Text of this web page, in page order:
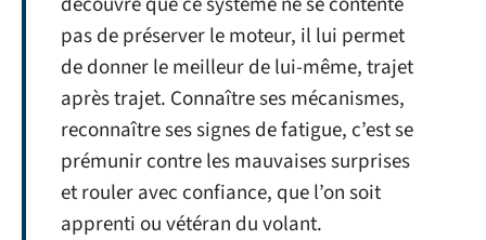
pas de préserver le moteur, il lui permet
de donner le meilleur de lui-même, trajet
après trajet. Connaître ses mécanismes,
reconnaître ses signes de fatigue, c’est se
prémunir contre les mauvaises surprises
et rouler avec confiance, que l’on soit
apprenti ou vétéran du volant.